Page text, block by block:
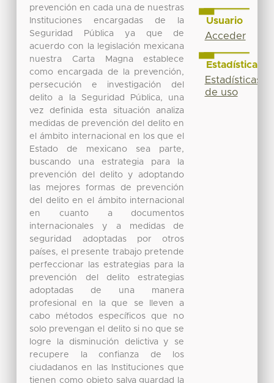
prevención en cada una de nuestras
Instituciones encargadas de la
Seguridad Pública ya que de
acuerdo con la legislación mexicana
nuestra Carta Magna establece
como encargada de la prevención,
persecución e investigación del
delito a la Seguridad Pública, una
vez definida esta situación analiza
medidas de prevención del delito en
el ámbito internacional en los que el
Estado de mexicano sea parte,
buscando una estrategia para la
prevención del delito y adoptando
las mejores formas de prevención
del delito en el ámbito internacional
en cuanto a documentos
internacionales y a medidas de
seguridad adoptadas por otros
países, el presente trabajo pretende
perfeccionar las estrategias para la
prevención del delito estrategias
adoptadas de una manera
profesional en la que se lleven a
cabo métodos específicos que no
solo prevengan el delito si no que se
logre la disminución delictiva y se
recupere la confianza de los
ciudadanos en las Instituciones que
tienen como objeto salva guardad la
Usuario
Acceder
Estadísticas
Estadísticas
de uso